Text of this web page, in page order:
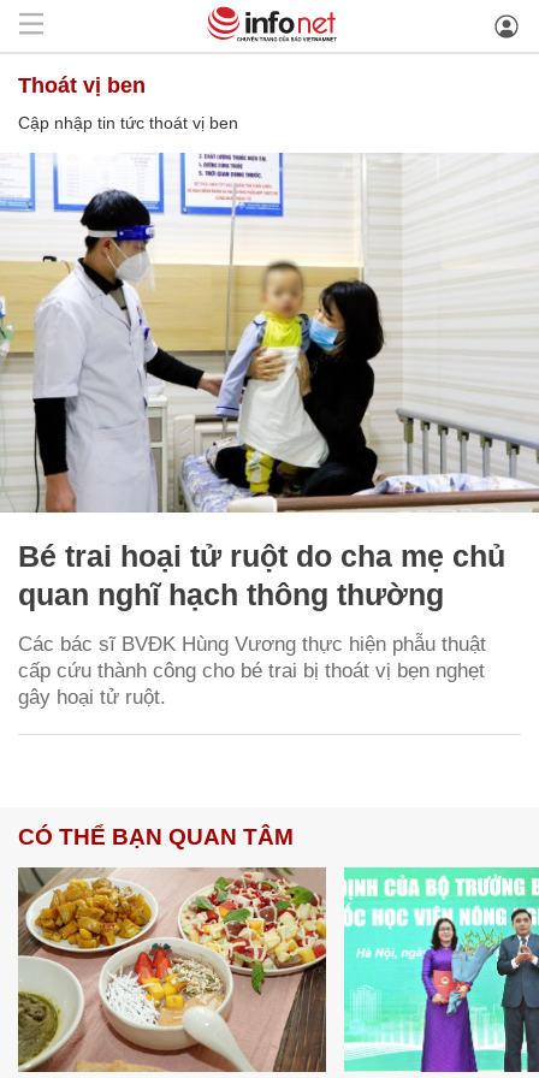
thoát vị ben
Cập nhập tin tức thoát vị ben
Bé trai hoại tử ruột do cha mẹ chủ
quan nghĩ hạch thông thường
Các bác sĩ BVĐK Hùng Vương thực hiện phẫu thuật
cấp cứu thành công cho bé trai bị thoát vị bẹn nghẹt
gây hoại tử ruột.
CÓ THỂ BẠN QUAN TÂM